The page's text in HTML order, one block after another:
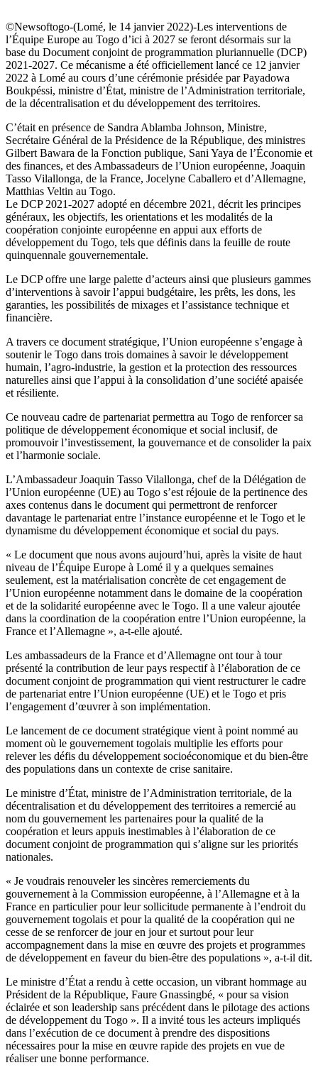
©Newsoftogo-(Lomé, le 14 janvier 2022)-Les interventions de
l’Équipe Europe au Togo d’ici à 2027 se feront désormais sur la
base du Document conjoint de programmation pluriannuelle (DCP)
2021-2027. Ce mécanisme a été officiellement lancé ce 12 janvier
2022 à Lomé au cours d’une cérémonie présidée par Payadowa
Boukpéssi, ministre d’État, ministre de l’Administration territoriale,
de la décentralisation et du développement des territoires.
C’était en présence de Sandra Ablamba Johnson, Ministre,
Secrétaire Général de la Présidence de la République, des ministres
Gilbert Bawara de la Fonction publique, Sani Yaya de l’Économie et
des finances, et des Ambassadeurs de l’Union européenne, Joaquin
Tasso Vilallonga, de la France, Jocelyne Caballero et d’Allemagne,
Matthias Veltin au Togo.
Le DCP 2021-2027 adopté en décembre 2021, décrit les principes
généraux, les objectifs, les orientations et les modalités de la
coopération conjointe européenne en appui aux efforts de
développement du Togo, tels que définis dans la feuille de route
quinquennale gouvernementale.
Le DCP offre une large palette d’acteurs ainsi que plusieurs gammes
d’interventions à savoir l’appui budgétaire, les prêts, les dons, les
garanties, les possibilités de mixages et l’assistance technique et
financière.
A travers ce document stratégique, l’Union européenne s’engage à
soutenir le Togo dans trois domaines à savoir le développement
humain, l’agro-industrie, la gestion et la protection des ressources
naturelles ainsi que l’appui à la consolidation d’une société apaisée
et résiliente.
Ce nouveau cadre de partenariat permettra au Togo de renforcer sa
politique de développement économique et social inclusif, de
promouvoir l’investissement, la gouvernance et de consolider la paix
et l’harmonie sociale.
L’Ambassadeur Joaquin Tasso Vilallonga, chef de la Délégation de
l’Union européenne (UE) au Togo s’est réjouie de la pertinence des
axes contenus dans le document qui permettront de renforcer
davantage le partenariat entre l’instance européenne et le Togo et le
dynamisme du développement économique et social du pays.
« Le document que nous avons aujourd’hui, après la visite de haut
niveau de l’Équipe Europe à Lomé il y a quelques semaines
seulement, est la matérialisation concrète de cet engagement de
l’Union européenne notamment dans le domaine de la coopération
et de la solidarité européenne avec le Togo. Il a une valeur ajoutée
dans la coordination de la coopération entre l’Union européenne, la
France et l’Allemagne », a-t-elle ajouté.
Les ambassadeurs de la France et d’Allemagne ont tour à tour
présenté la contribution de leur pays respectif à l’élaboration de ce
document conjoint de programmation qui vient restructurer le cadre
de partenariat entre l’Union européenne (UE) et le Togo et pris
l’engagement d’œuvrer à son implémentation.
Le lancement de ce document stratégique vient à point nommé au
moment où le gouvernement togolais multiplie les efforts pour
relever les défis du développement socioéconomique et du bien-être
des populations dans un contexte de crise sanitaire.
Le ministre d’État, ministre de l’Administration territoriale, de la
décentralisation et du développement des territoires a remercié au
nom du gouvernement les partenaires pour la qualité de la
coopération et leurs appuis inestimables à l’élaboration de ce
document conjoint de programmation qui s’aligne sur les priorités
nationales.
« Je voudrais renouveler les sincères remerciements du
gouvernement à la Commission européenne, à l’Allemagne et à la
France en particulier pour leur sollicitude permanente à l’endroit du
gouvernement togolais et pour la qualité de la coopération qui ne
cesse de se renforcer de jour en jour et surtout pour leur
accompagnement dans la mise en œuvre des projets et programmes
de développement en faveur du bien-être des populations », a-t-il dit.
Le ministre d’État a rendu à cette occasion, un vibrant hommage au
Président de la République, Faure Gnassingbé, « pour sa vision
éclairée et son leadership sans précédent dans le pilotage des actions
de développement du Togo ». Il a invité tous les acteurs impliqués
dans l’exécution de ce document à prendre des dispositions
nécessaires pour la mise en œuvre rapide des projets en vue de
réaliser une bonne performance.